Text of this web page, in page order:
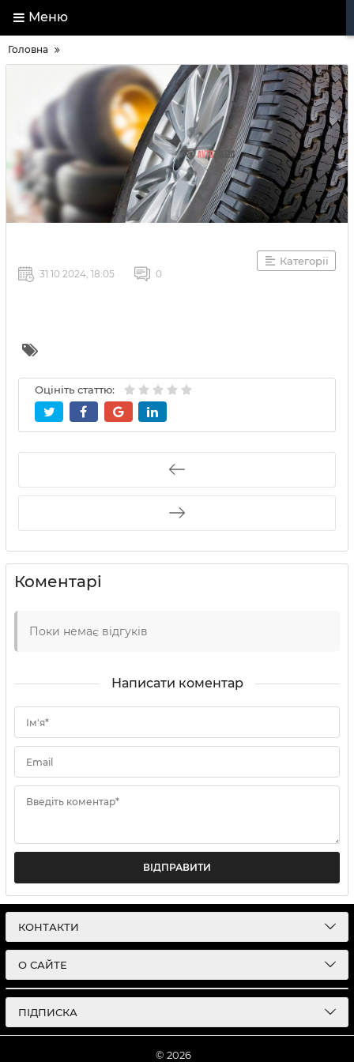
Меню
Головна
Категорії
31 10 2024, 18:05 0
Оцініть статтю:
Коментарі
Поки немає відгуків
Написати коментар
Ім'я*
Email
Введіть коментар*
ВІДПРАВИТИ
КОНТАКТИ
О САЙТЕ
ПІДПИСКА
© 2026